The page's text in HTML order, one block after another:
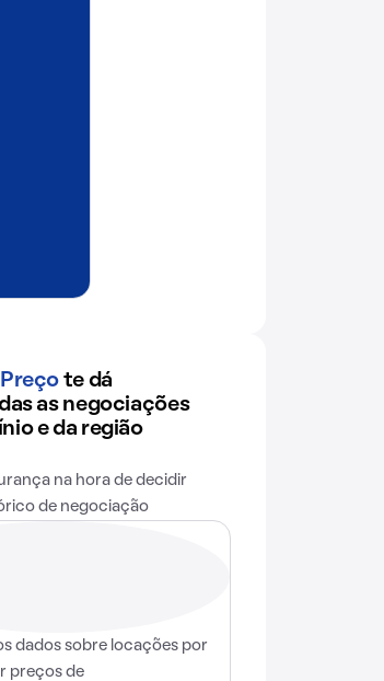
Preço te dá
as negociações
e da região
na hora de decidir
de negociação
dados sobre locações por
preços de